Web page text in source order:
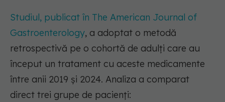
Studiul, publicat în The American Journal of
Gastroenterology, a adoptat o metodă
retrospectivă pe o cohortă de adulți care au
început un tratament cu aceste medicamente
între anii 2019 și 2024. Analiza a comparat
direct trei grupe de pacienți: